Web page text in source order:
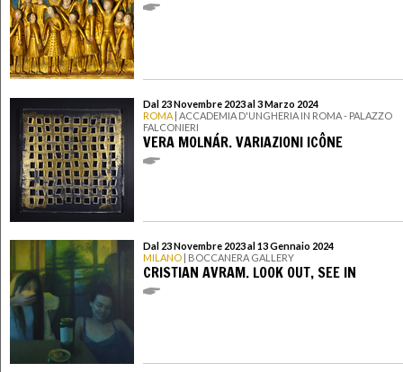
Dal 23 Novembre 2023 al 3 Marzo 2024
ROMA | ACCADEMIA D'UNGHERIA IN ROMA - PALAZZO
FALCONIERI
VERA MOLNÁR. VARIAZIONI ICÔNE
Dal 23 Novembre 2023 al 13 Gennaio 2024
MILANO | BOCCANERA GALLERY
CRISTIAN AVRAM. LOOK OUT, SEE IN